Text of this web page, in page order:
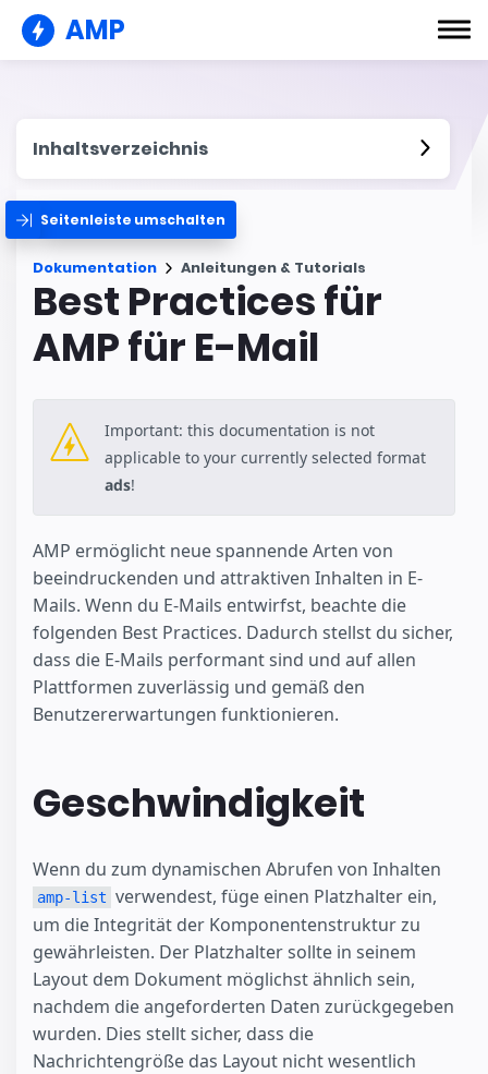
AMP
Inhaltsverzeichnis
Seitenleiste umschalten
Dokumentation Anleitungen & Tutorials
Best Practices für
AMP für E-Mail
Important: this documentation is not
applicable to your currently selected format
ads!
AMP ermöglicht neue spannende Arten von
beeindruckenden und attraktiven Inhalten in E-
Mails. Wenn du E-Mails entwirfst, beachte die
folgenden Best Practices. Dadurch stellst du sicher,
dass die E-Mails performant sind und auf allen
Plattformen zuverlässig und gemäß den
Benutzererwartungen funktionieren.
Geschwindigkeit
Wenn du zum dynamischen Abrufen von Inhalten
amp-list verwendest, füge einen Platzhalter ein,
um die Integrität der Komponentenstruktur zu
gewährleisten. Der Platzhalter sollte in seinem
Layout dem Dokument möglichst ähnlich sein,
nachdem die angeforderten Daten zurückgegeben
wurden. Dies stellt sicher, dass die
Nachrichtengröße das Layout nicht wesentlich